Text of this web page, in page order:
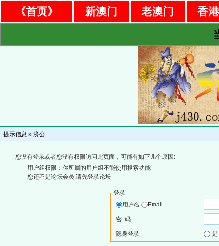
《首页》 新澳门 老澳门
香
提示信息 » 济公
您没有登录或者您没有权限访问此页面，可能有如下几个原因:
用户组权限：你所属的用户组不能使用搜索功能
您还不是论坛会员,请先登录论坛
登录
用户名
Email
密 码
隐身登录